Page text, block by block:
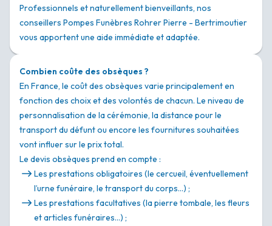
Professionnels et naturellement bienveillants, nos
conseillers Pompes Funèbres Rohrer Pierre - Bertrimoutier
vous apportent une aide immédiate et adaptée.
Combien coûte des obsèques ?
En France, le coût des obsèques varie principalement en
fonction des choix et des volontés de chacun. Le niveau de
personnalisation de la cérémonie, la distance pour le
transport du défunt ou encore les fournitures souhaitées
vont influer sur le prix total.
Le devis obsèques prend en compte :
Les prestations obligatoires (le cercueil, éventuellement
l’urne funéraire, le transport du corps…) ;
Les prestations facultatives (la pierre tombale, les fleurs
et articles funéraires…) ;